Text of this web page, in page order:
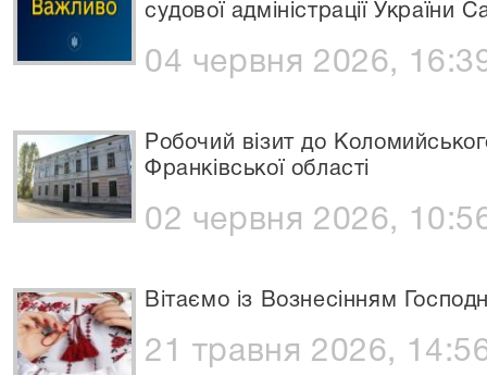
судової адміністрації України
04 червня 2026,
Робочий візит до
Франківської області
02 червня 2026,
Вітаємо із Вознесінням
21 травня 2026,